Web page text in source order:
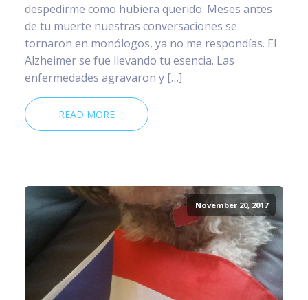
despedirme como hubiera querido. Meses antes
de tu muerte nuestras conversaciones se
tornaron en monólogos, ya no me respondías. El
Alzheimer se fue llevando tu esencia. Las
enfermedades agravaron y […]
READ MORE
November 20, 2017